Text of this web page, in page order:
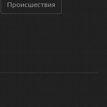
Происшествия